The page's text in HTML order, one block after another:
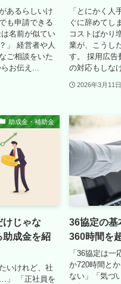
あるらしいけ
も申請できる
名前が似てい
」 経営者や人
ご相談をいた
お伝え...
「とにかく人
ぐに辞めてし
コストばかり
業が、こうし
す。 採用広告
の対応もしな
2026年3月11日
助成金・補助金
けじゃな
助成金を紹
いけれど、社
」 「正社員を
36協定の基
360時間を
「36協定は
か720時間と
ない」「気づ